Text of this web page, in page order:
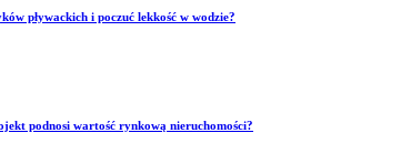
pływackich i poczuć lekkość w wodzie?
podnosi wartość rynkową nieruchomości?